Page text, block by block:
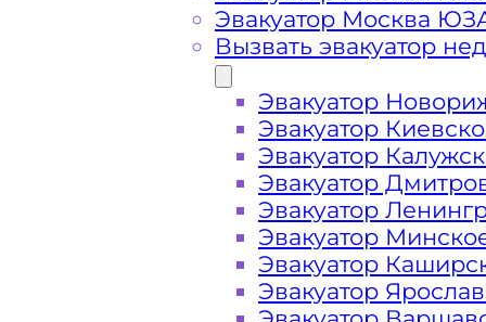
эвакуатора в
районе
Молжаниново
Москва
Эвакуатор Москва
Вызвать эвакуатор
Эвакуатор
Эвакуатор
Эвакуатор
Эвакуатор
Эвакуатор
Эвакуатор
Эвакуатор
Эвакуатор